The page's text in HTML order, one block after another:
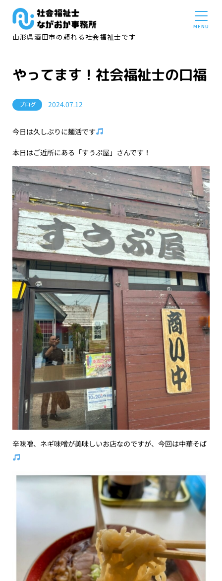
山形県酒田市の頼れる社会福祉士です
やってます！社会福祉士の口福
ブログ 2024.07.12
今日は久しぶりに麺活です
本日はご近所にある「すうぷ屋」さんです！
辛味噌、ネギ味噌が美味しいお店なのですが、今回は中華そば